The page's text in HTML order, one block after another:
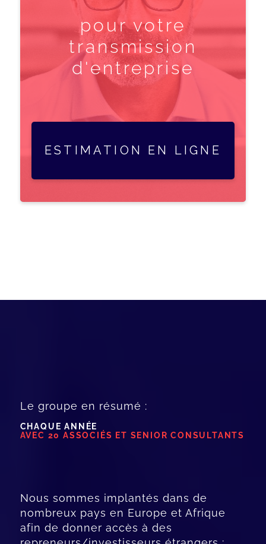
pour votre
transmission
d'entreprise
ESTIMATION EN LIGNE
Le groupe en résumé :
CHAQUE ANNÉE
AVEC 20 ASSOCIÉS ET SENIOR CONSULTANTS
Nous sommes implantés dans de
nombreux pays en Europe et Afrique
afin de donner accès à des